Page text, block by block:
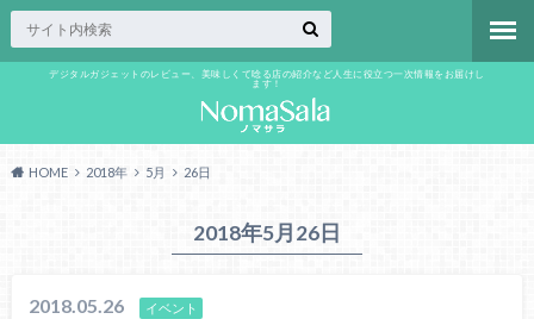
デジタルガジェットのレビュー、美味しくて唸る店の紹介など人生に役立つ一次情報をお届けし
ます！
HOME 2018年 5月 26日
2018年5月26日
2018.05.26 イベント